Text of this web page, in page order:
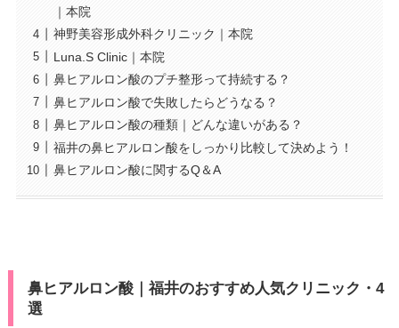
｜本院
神野美容形成外科クリニック｜本院
Luna.S Clinic｜本院
鼻ヒアルロン酸のプチ整形って持続する？
鼻ヒアルロン酸で失敗したらどうなる？
鼻ヒアルロン酸の種類｜どんな違いがある？
福井の鼻ヒアルロン酸をしっかり比較して決めよう！
鼻ヒアルロン酸に関するQ＆A
鼻ヒアルロン酸｜福井のおすすめ人気クリニック・4
選